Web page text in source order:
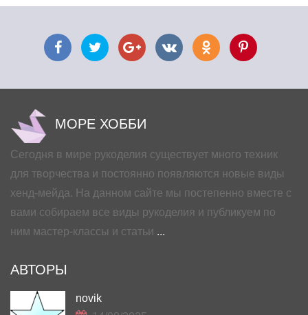
МОРЕ ХОББИ
Сегодня в мире рукоделия существует много техник
для творчества и постоянно появляются новые виды
хенд-мейда. На данном сайте мы постепенно вместе с
вами собираем все виды рукоделия и публикуем по
ним мастер-классы и статьи ...
АВТОРЫ
novik